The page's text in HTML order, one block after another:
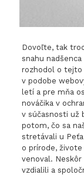
Dovoľte, tak
snahu
rozhodol o tejto
v podobe
letí a pre mňa
nováčika v
v súčasnosti už
potom, čo sa
stretávali u Peťa
o prírode,
venoval.
vzdialili a